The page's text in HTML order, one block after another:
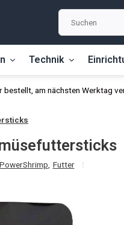
Technik
bestellt, am nächsten Werktag
PowerShrimp Futter